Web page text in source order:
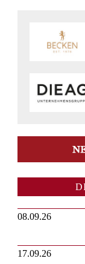
08.09.26
17.09.26